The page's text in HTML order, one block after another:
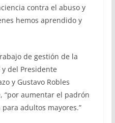
contra el abuso y
hemos aprendido y
de gestión de la
del Presidente
y Gustavo Robles
“por aumentar el padrón
adultos mayores.”